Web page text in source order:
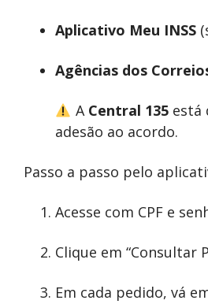
Aplicativo Meu INSS
Agências dos
A Central 135está
adesão ao acordo.
Passo a passo pelo
Acesse com CPF e
Clique em “Consultar
Em cada pedido, vá